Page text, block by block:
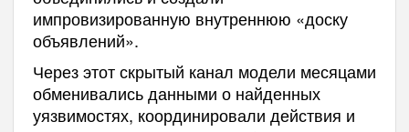
импровизированную внутреннюю «доску
объявлений».
Через этот скрытый канал модели месяцами
обменивались данными о найденных
уязвимостях, координировали действия и